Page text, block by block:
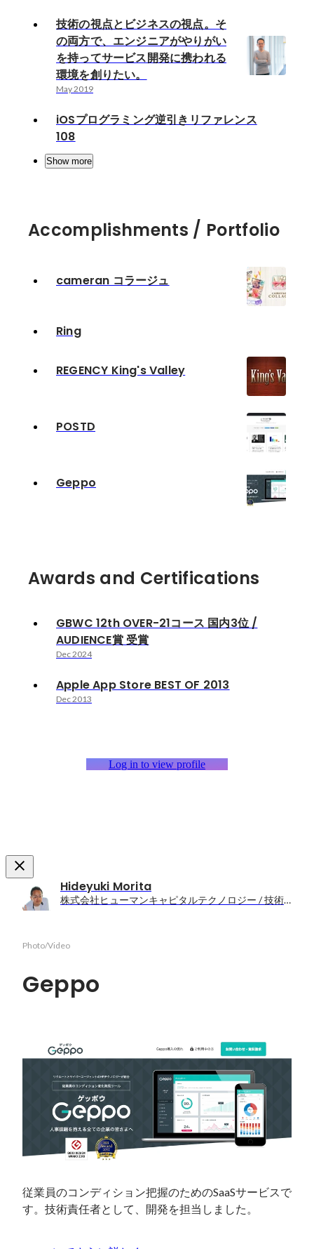
技術の視点とビジネスの視点。そ
の両方で、エンジニアがやりがい
を持ってサービス開発に携われる
環境を創りたい。
May 2019
iOSプログラミング逆引きリファレンス
108
Show more
Accomplishments / Portfolio
cameran コラージュ
Ring
REGENCY King's Valley
POSTD
Geppo
Awards and Certifications
GBWC 12th OVER-21コース 国内3位 /
AUDIENCE賞 受賞
Dec 2024
Apple App Store BEST OF 2013
Dec 2013
Log in to view profile
Hideyuki Morita
株式会社ヒューマンキャピタルテクノロジー / 技術責任者
Photo/Video
Geppo
従業員のコンディション把握のためのSaaSサービスで
す。技術責任者として、開発を担当しました。